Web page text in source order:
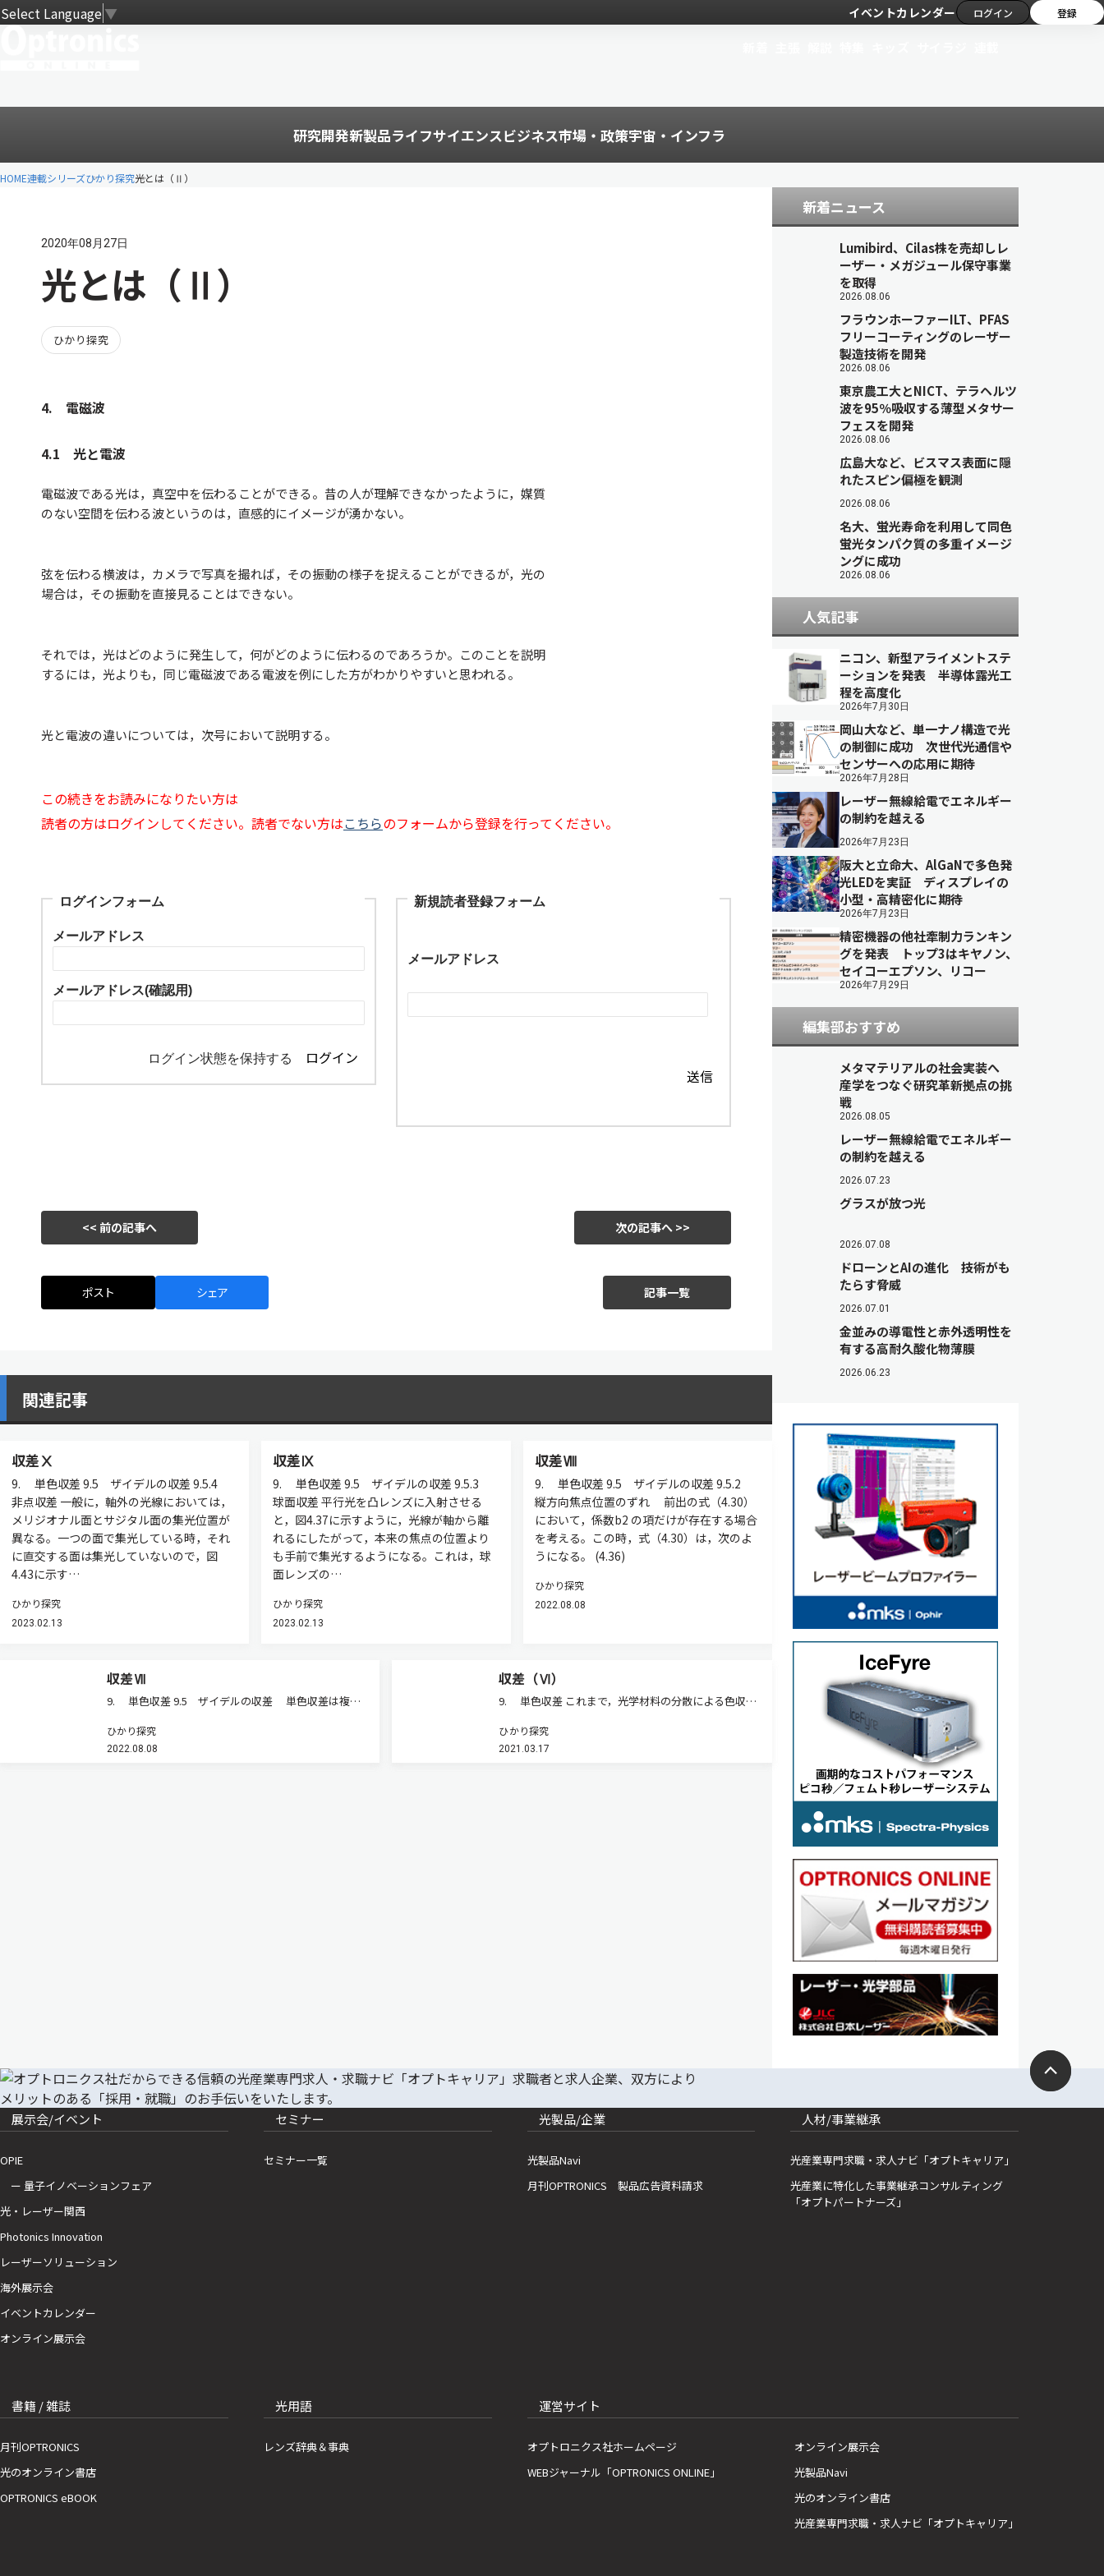
Select Language▼ イベントカレンダー ログイン 登録
研究開発新製品ライフサイエンスビジネス市場・政策宇宙・インフラ
HOME連載シリーズひかり探究光とは（Ⅱ）
2020年08月27日
光とは（Ⅱ）
ひかり探究
4. 電磁波
4.1 光と電波
電磁波である光は，真空中を伝わることができる。昔の人が理解できなかったように，媒質
のない空間を伝わる波というのは，直感的にイメージが湧かない。
弦を伝わる横波は，カメラで写真を撮れば，その振動の様子を捉えることができるが，光の
場合は，その振動を直接見ることはできない。
それでは，光はどのように発生して，何がどのように伝わるのであろうか。このことを説明
するには，光よりも，同じ電磁波である電波を例にした方がわかりやすいと思われる。
光と電波の違いについては，次号において説明する。
この続きをお読みになりたい方は
読者の方はログインしてください。読者でない方はこちらのフォームから登録を行ってください。
ログインフォーム
メールアドレス
メールアドレス(確認用)
ログイン状態を保持する
新規読者登録フォーム
メールアドレス
<< 前の記事へ 次の記事へ >>
ポスト シェア 記事一覧
関連記事
収差Ⅹ
9. 単色収差 9.5 ザイデルの収差 9.5.4
非点収差 一般に，軸外の光線においては，
メリジオナル面とサジタル面の集光位置が
異なる。一つの面で集光している時，それ
に直交する面は集光していないので，図
4.43に示す…
ひかり探究
2023.02.13
収差Ⅸ
9. 単色収差 9.5 ザイデルの収差 9.5.3
球面収差 平行光を凸レンズに入射させる
と，図4.37に示すように，光線が軸から離
れるにしたがって，本来の焦点の位置より
も手前で集光するようになる。これは，球
面レンズの…
ひかり探究
2023.02.13
収差Ⅷ
9. 単色収差 9.5 ザイデルの収差 9.5.2
縦方向焦点位置のずれ 前出の式（4.30）
において，係数b2 の項だけが存在する場合
を考える。この時，式（4.30）は，次のよ
うになる。 (4.36)
ひかり探究
2022.08.08
収差Ⅶ
9. 単色収差 9.5 ザイデルの収差 単色収差は複雑
類した。波面収差を級数に展開した時（式
（4.30）），定数項である，係数がa0の項を除き，次
ひかり探究
2022.08.08
収差（Ⅵ）
9. 単色収差 これまで，光学材料の分散による色収差
く，レーザー光などの単色光でも生じる収差を単色収
差と呼ぶ。色収差と違って，これらを低減するための
ひかり探究
2021.03.17
新着ニュース
Lumibird、Cilas株を売却しレ
ーザー・メガジュール保守事業
を取得
2026.08.06
フラウンホーファーILT、PFAS
フリーコーティングのレーザー
製造技術を開発
2026.08.06
東京農工大とNICT、テラヘルツ
波を95％吸収する薄型メタサー
フェスを開発
2026.08.06
広島大など、ビスマス表面に隠
れたスピン偏極を観測
2026.08.06
名大、蛍光寿命を利用して同色
蛍光タンパク質の多重イメージ
ングに成功
2026.08.06
人気記事
ニコン、新型アライメントステ
ーションを発表 半導体露光工
程を高度化
2026年7月30日
岡山大など、単一ナノ構造で光
の制御に成功 次世代光通信や
センサーへの応用に期待
2026年7月28日
レーザー無線給電でエネルギー
の制約を越える
2026年7月23日
阪大と立命大、AlGaNで多色発
光LEDを実証 ディスプレイの
小型・高精密化に期待
2026年7月23日
精密機器の他社牽制力ランキン
グを発表 トップ3はキヤノン、
セイコーエプソン、リコー
2026年7月29日
編集部おすすめ
メタマテリアルの社会実装へ
産学をつなぐ研究革新拠点の挑
戦
2026.08.05
レーザー無線給電でエネルギー
の制約を越える
2026.07.23
グラスが放つ光
2026.07.08
ドローンとAIの進化 技術がも
たらす脅威
2026.07.01
金並みの導電性と赤外透明性を
有する高耐久酸化物薄膜
2026.06.23
展示会/イベント
OPIE
ー 量子イノベーションフェア
光・レーザー関西
Photonics Innovation
レーザーソリューション
海外展示会
イベントカレンダー
オンライン展示会
セミナー
セミナー一覧
光製品/企業
光製品Navi
月刊OPTRONICS 製品広告資料請求
人材/事業継承
光産業専門求職・求人ナビ「オプトキャリア」
光産業に特化した事業継承コンサルティング
「オプトパートナーズ」
書籍 / 雑誌
月刊OPTRONICS
光のオンライン書店
OPTRONICS eBOOK
光用語
レンズ辞典＆事典
運営サイト
オプトロニクス社ホームページ
WEBジャーナル「OPTRONICS ONLINE」
オンライン展示会
光製品Navi
光のオンライン書店
光産業専門求職・求人ナビ「オプトキャリア」